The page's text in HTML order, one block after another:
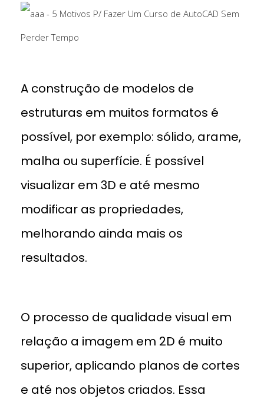
A construção de modelos de
estruturas em muitos formatos é
possível, por exemplo: sólido, arame,
malha ou superfície. É possível
visualizar em 3D e até mesmo
modificar as propriedades,
melhorando ainda mais os
resultados.
O processo de qualidade visual em
relação a imagem em 2D é muito
superior, aplicando planos de cortes
e até nos objetos criados. Essa